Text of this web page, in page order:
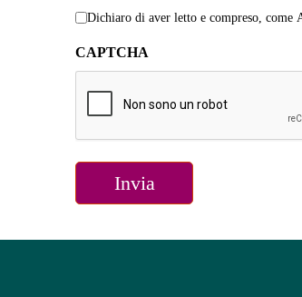
Dichiaro di aver letto e compreso, come
CAPTCHA